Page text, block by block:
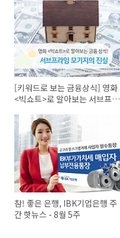
[키워드로 보는 금융상식] 영화
<빅쇼트>로 알아보는 서브프라
참! 좋은 은행, IBK기업은행 주
간 핫뉴스 - 8월 5주